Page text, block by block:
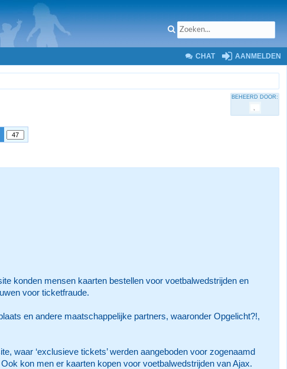
CHAT AANMELDEN
BEHEERD DOOR:
konden mensen kaarten bestellen voor voetbalwedstrijden en
voor ticketfraude.
en andere maatschappelijke partners, waaronder Opgelicht?!,
waar ‘exclusieve tickets’ werden aangeboden voor zogenaamd
kon men er kaarten kopen voor voetbalwedstrijden van Ajax.